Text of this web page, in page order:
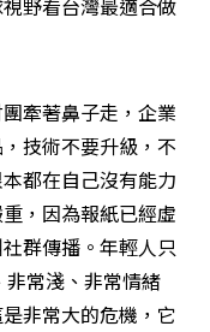
野看台灣最適合做
牽著鼻子走，企業
技術不要升級，不
都在自己沒有能力
，因為報紙已經虛
群傳播。年輕人只
常淺、非常情緒
非常大的危機，它